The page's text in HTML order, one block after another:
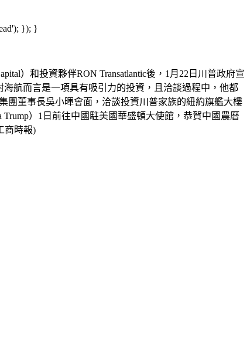
}); }
）和投資夥伴RON Transatlantic後，1月22日川普政府宣
航而言是一項具有吸引力的投資，且洽談過程中，他都
團董事長吳小暉會面，洽談投資川普家族的紐約旗艦大樓
）1日前往中國駐美國華盛頓大使館，恭賀中國農曆
商時報)